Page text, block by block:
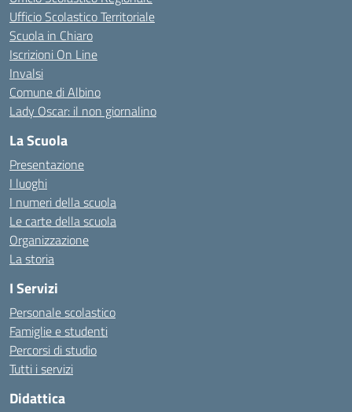
Ufficio Scolastico Territoriale
Scuola in Chiaro
Iscrizioni On Line
Invalsi
Comune di Albino
Lady Oscar: il non giornalino
La Scuola
Presentazione
I luoghi
I numeri della scuola
Le carte della scuola
Organizzazione
La storia
I Servizi
Personale scolastico
Famiglie e studenti
Percorsi di studio
Tutti i servizi
Didattica